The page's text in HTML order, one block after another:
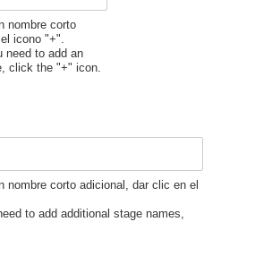
nombre corto
icono "+".
need to add an
click the "+" icon.
nombre corto adicional, dar clic en el
to add additional stage names,